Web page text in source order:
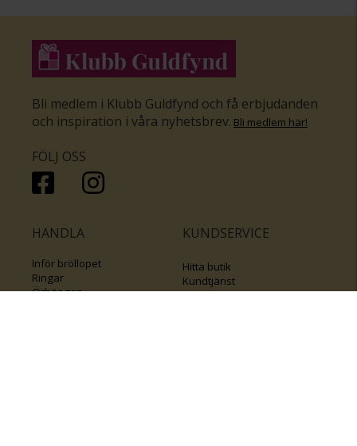
Bli medlem i Klubb Guldfynd och få erbjudanden
och inspiration i våra nyhetsbrev. Bli medlem här!
FÖLJ OSS
HANDLA
Inför bröllopet
Ringar
Örhängen
KUNDSERVICE
Hitta butik
Kundtjänst
Smyckesförsäkringar